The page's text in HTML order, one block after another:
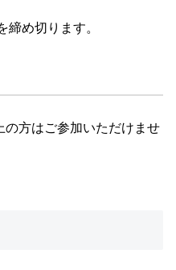
締め切ります。
の方はご参加いただけませ